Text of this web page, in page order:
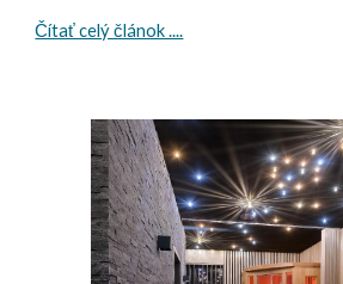
Čítať celý článok ....